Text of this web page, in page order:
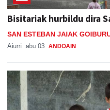
Bisitariak hurbildu dira
SAN ESTEBAN JAIAK
Aiurri abu 03 ANDOAIN